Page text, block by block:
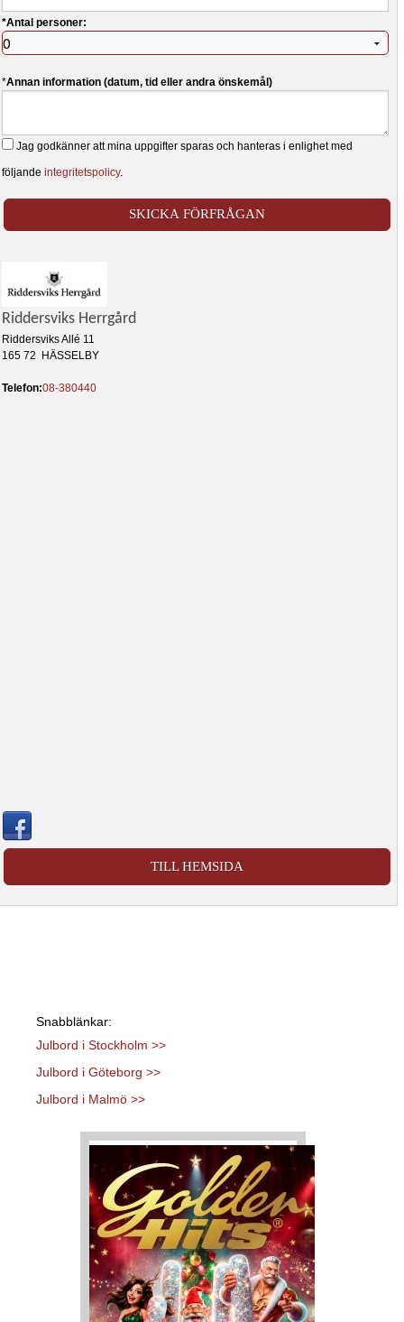
*Antal personer:
*Annan information (datum, tid eller andra önskemål)
Jag godkänner att mina uppgifter sparas och hanteras i enlighet med
följandeintegritetspolicy.
Riddersviks Herrgård
Riddersviks Allé 11
165 72 HÄSSELBY
Telefon:08-380440
TILL HEMSIDA
Snabblänkar:
Julbord i Stockholm >>
Julbord i Göteborg >>
Julbord i Malmö >>